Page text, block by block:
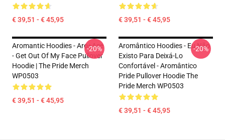
€ 39,51 - € 45,95 € 39,51 - € 45,95
Aromantic Hoodies - Aro+Ace
- Get Out Of My Face Pullover
Hoodie | The Pride Merch
WP0503
€ 39,51 - € 45,95
-20%
Aromântico Hoodies - Eu Não
Existo Para Deixá-Lo
Confortável - Aromântico
Pride Pullover Hoodie The
Pride Merch WP0503
€ 39,51 - € 45,95
-20%